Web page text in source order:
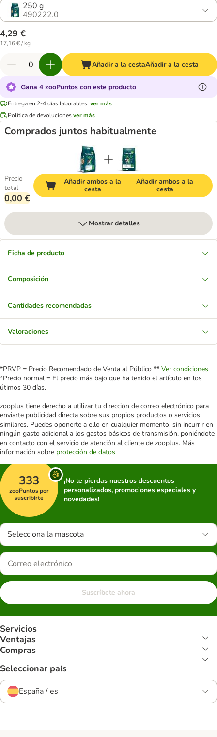
250 g
490222.0
4,29 €
17,16 € / kg
Añadir a la cestaAñadir a la cesta
Gana 4 zooPuntos con este producto
Entrega en 2-4 días laborables: ver más
Política de devolucionesver más
Comprados juntos habitualmente
Precio
total
0,00 €
Añadir ambos a la
cesta
Añadir ambos a la
cesta
Mostrar detalles
Ficha de producto
Composición
Cantidades recomendadas
Valoraciones
*PRVP = Precio Recomendado de Venta al Público ** Ver condiciones
*Precio normal = El precio más bajo que ha tenido el artículo en los
útimos 30 días.
zooplus tiene derecho a utilizar tu dirección de correo electrónico para
enviarte publicidad directa sobre sus propios productos o servicios
similares. Puedes oponerte a ello en cualquier momento, sin incurrir en
ningún gasto adicional a los gastos básicos de transmisión, poniéndote
en contacto con el servicio de atención al cliente de zooplus. Más
información sobre protección de datos
333
zooPuntos por
suscribirte
¡No te pierdas nuestros descuentos
personalizados, promociones especiales y
novedades!
Selecciona la mascota
Suscríbete ahora
Servicios
Ventajas
Compras
Seleccionar país
España / es